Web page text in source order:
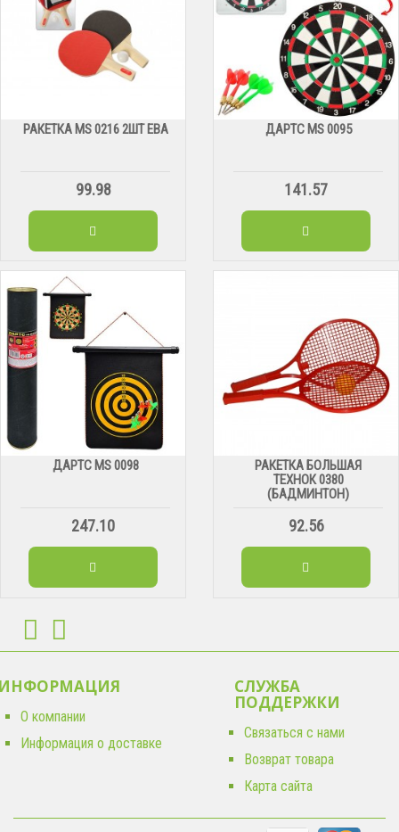
РАКЕТКА MS 0216 2ШТ ЕВА
99.98
ДАРТС МS 0095
141.57
ДАРТС МS 0098
247.10
РАКЕТКА БОЛЬШАЯ
ТЕХНОК 0380
(БАДМИНТОН)
92.56
О компании
Информация о доставке
СЛУЖБА
ПОДДЕРЖКИ
Связаться с нами
Возврат товара
Карта сайта